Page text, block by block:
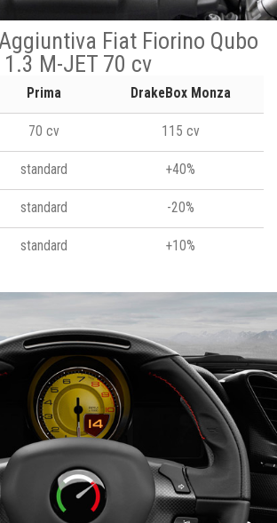
Fiat Fiorino Qubo
1.3 M-JET 70 cv
Prima DrakeBox Monza
70 cv 115 cv
standard +40%
standard -20%
standard +10%